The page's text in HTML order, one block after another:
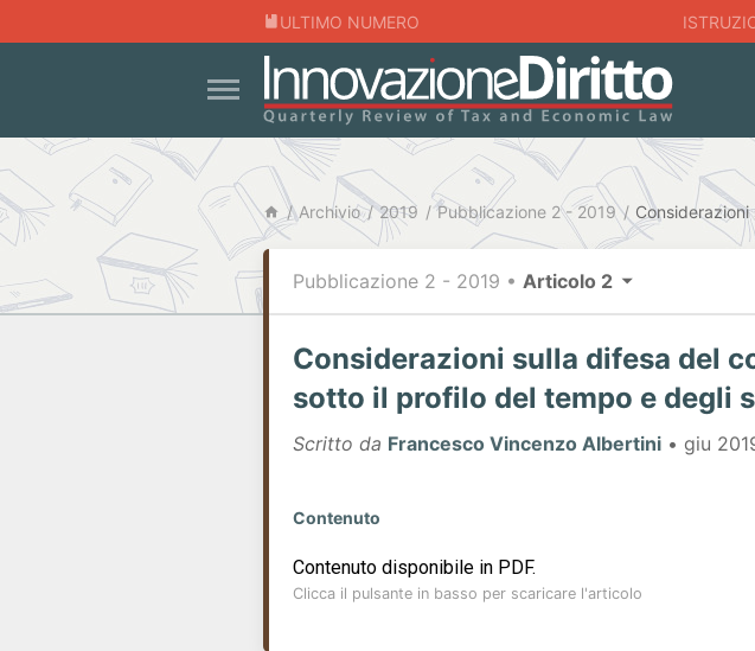
ULTIMO NUMERO
Archivio 2019 Pubblicazione 2 - 2019
Pubblicazione 2 - 2019 • Articolo 2
Considerazioni sulla difesa del
sotto il profilo del tempo e degli
Scritto da Francesco Vincenzo Albertini • giu
Contenuto
Contenuto disponibile in PDF.
Clicca il pulsante in basso per scaricare l'articolo